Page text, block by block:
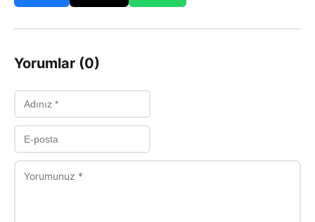
Yorumlar (0)